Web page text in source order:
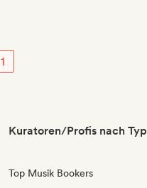
1
Kuratoren/Profis nach Typ
Top Musik Bookers